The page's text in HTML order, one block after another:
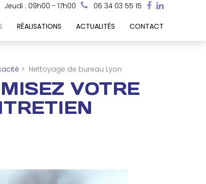
Jeudi : 09h00 - 17h00 06 34 03 55 15
RÉALISATIONS ACTUALITÉS CONTACT
Nettoyage de bureau Lyon
VOTRE